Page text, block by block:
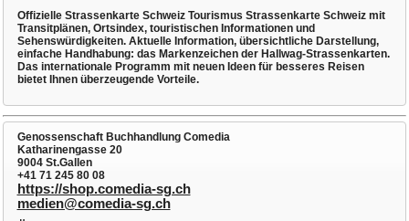
Offizielle Strassenkarte Schweiz Tourismus Strassenkarte Schweiz mit
Transitplänen, Ortsindex, touristischen Informationen und
Sehenswürdigkeiten. Aktuelle Information, übersichtliche Darstellung,
einfache Handhabung: das Markenzeichen der Hallwag-Strassenkarten.
Das internationale Programm mit neuen Ideen für besseres Reisen
bietet Ihnen überzeugende Vorteile.
Genossenschaft Buchhandlung Comedia
Katharinengasse 20
9004 St.Gallen
+41 71 245 80 08
https://shop.comedia-sg.ch
medien@comedia-sg.ch